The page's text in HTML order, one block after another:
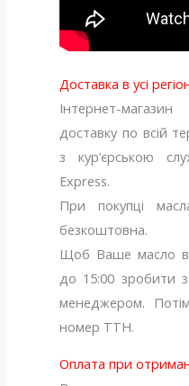
Доставка в усі
Інтернет-
доставку по всій
з кур’єрською
Express.
При покупці
безкоштовна.
Щоб Ваше масло
до 15:00 зробити
менеджером.
номер ТТН.
Оплата при